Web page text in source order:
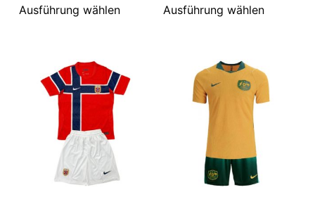
Ausführung wählen Ausführung wählen